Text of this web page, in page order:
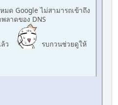
ด Google ไม่สามารถเข้าถึง
ลาดของ DNS
ล้ว รบกวนช่วยดูให้